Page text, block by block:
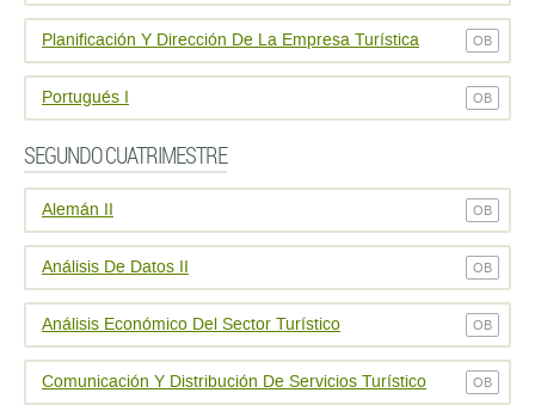
Planificación Y Dirección De La Empresa Turí­stica OB
Portugués I OB
SEGUNDO CUATRIMESTRE
Alemán II OB
Análisis De Datos II OB
Análisis Económico Del Sector Turí­stico OB
Comunicación Y Distribución De Servicios Turí­stico OB